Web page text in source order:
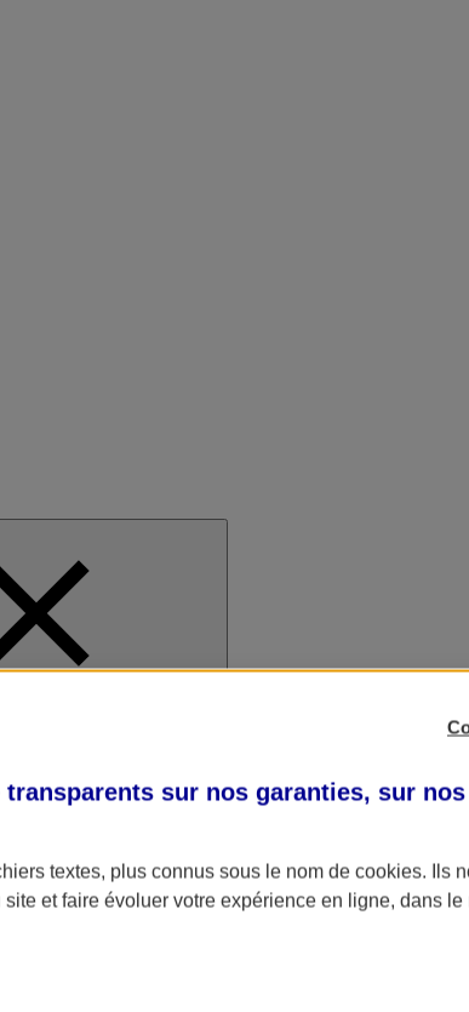
transparents sur nos garanties, sur nos
textes, plus connus sous le nom de cookies. Ils
et faire évoluer votre expérience en ligne, dans le